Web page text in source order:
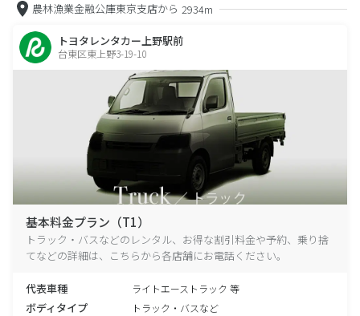
農林漁業金融公庫東京支店から 2934m
トヨタレンタカー上野駅前
台東区東上野3-19-10
基本料金プラン（T1）
トラック・バスなどのレンタル、お得な割引料金や予約、乗り捨
てなどの詳細は、こちらから各店舗にお電話ください。
代表車種 ライトエーストラック 等
ボディタイプ トラック・バスなど